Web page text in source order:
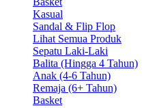
Kasual
Sandal & Flip Flop
Lihat Semua Produk
Sepatu Laki-Laki
Balita (Hingga 4 Tahun)
Anak (4-6 Tahun)
Remaja (6+ Tahun)
Basket